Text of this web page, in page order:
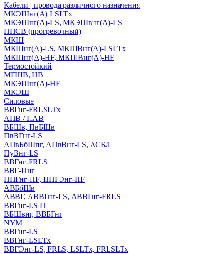
Кабели , провода различного назначения
МКЭШнг(А)-LSLTx
МКЭШнг(А)-LS, МКЭШвнг(А)-LS
ПНСВ (прогревочный)
МКШ
МКШнг(А)-LS, МКШВнг(А)-LSLTx
МКШнг(А)-HF, МКШВнг(А)-HF
Термостойкий
МГШВ, НВ
МКЭШнг(А)-HF
МКЭШ
Силовые
ВВГнг-FRLSLTx
АПВ / ПАВ
ВБШв, ПвБШв
ПвВГнг-LS
АПвБбШпг, АПвВнг-LS, АСБЛ
ПуВнг-LS
ВВГнг-FRLS
ВВГ-Пнг
ППГнг-HF, ППГЭнг-HF
АВБбШв
АВВГ, АВВГнг-LS, АВВГнг-FRLS
ВВГнг-LS П
ВБШвнг, ВВБГнг
NYM
ВВГнг-LS
ВВГнг-LSLTx
ВВГЭнг-LS, FRLS, LSLTx, FRLSLTx